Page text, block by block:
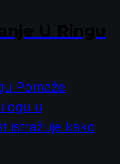
Pomaže
u
istražuje kako